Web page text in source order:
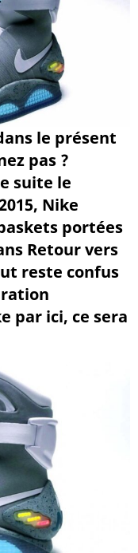
le présent
pas ?
suite le
Nike
portées
Retour vers
reste confus
par ici, ce sera